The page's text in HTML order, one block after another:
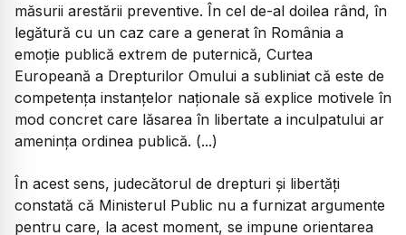
măsurii arestării preventive. În cel de-al doilea rând, în
legătură cu un caz care a generat în România a
emoție publică extrem de puternică, Curtea
Europeană a Drepturilor Omului a subliniat că este de
competența instanțelor naționale să explice motivele în
mod concret care lăsarea în libertate a inculpatului ar
amenința ordinea publică. (...)
În acest sens, judecătorul de drepturi și libertăți
constată că Ministerul Public nu a furnizat argumente
pentru care, la acest moment, se impune orientarea